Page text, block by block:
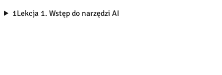
1Lekcja 1. Wstęp do narzędzi AI